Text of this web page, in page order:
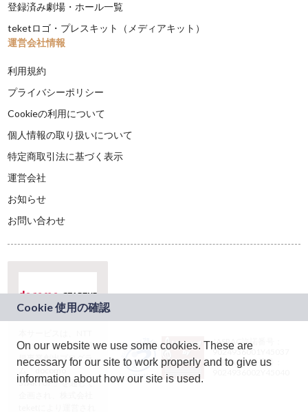
登録済み劇場・ホール一覧
teketロゴ・プレスキット（メディアキット）
運営会社情報
利用規約
プライバシーポリシー
Cookieの利用について
個人情報の取り扱いについて
特定商取引法に基づく表示
運営会社
お知らせ
お問い合わせ
ドコモグループの新
規事業創出プログラ
ム「docomo
STARTUP」を通じて
JASRAC許諾番号：
9024936001Y45037
JASRAC許諾番号：
On our website we use some cookies. These are
necessary for our site to work properly and to give us
information about how our site is used.